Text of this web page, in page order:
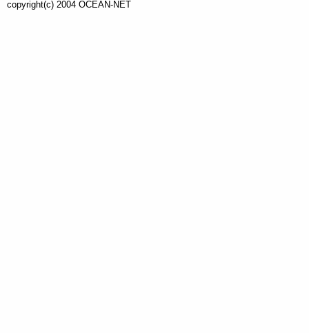
copyright(c) 2004 OCEAN-NET